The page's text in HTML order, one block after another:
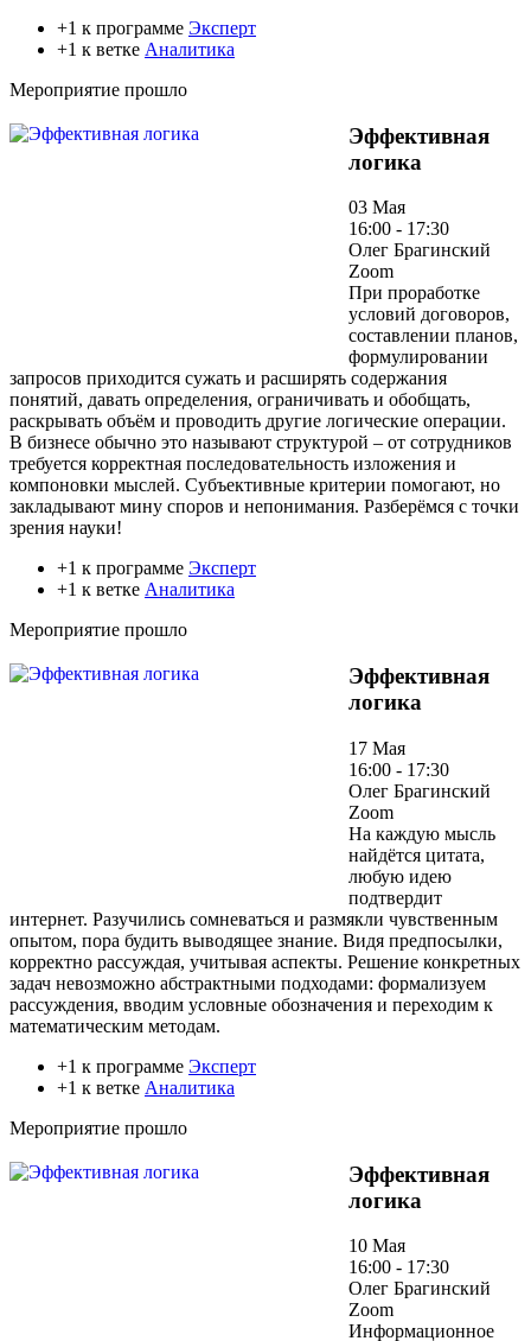
+1 к программе Эксперт
+1 к ветке Аналитика
Мероприятие прошло
Эффективная
логика
03 Мая
16:00 - 17:30
Олег Брагинский
Zoom
При проработке
условий договоров,
составлении планов,
формулировании
запросов приходится сужать и расширять содержания
понятий, давать определения, ограничивать и обобщать,
раскрывать объём и проводить другие логические операции.
В бизнесе обычно это называют структурой – от сотрудников
требуется корректная последовательность изложения и
компоновки мыслей. Субъективные критерии помогают, но
закладывают мину споров и непонимания. Разберёмся с точки
зрения науки!
+1 к программе Эксперт
+1 к ветке Аналитика
Мероприятие прошло
Эффективная
логика
17 Мая
16:00 - 17:30
Олег Брагинский
Zoom
На каждую мысль
найдётся цитата,
любую идею
подтвердит
интернет. Разучились сомневаться и размякли чувственным
опытом, пора будить выводящее знание. Видя предпосылки,
корректно рассуждая, учитывая аспекты. Решение конкретных
задач невозможно абстрактными подходами: формализуем
рассуждения, вводим условные обозначения и переходим к
математическим методам.
+1 к программе Эксперт
+1 к ветке Аналитика
Мероприятие прошло
Эффективная
логика
10 Мая
16:00 - 17:30
Олег Брагинский
Zoom
Информационное